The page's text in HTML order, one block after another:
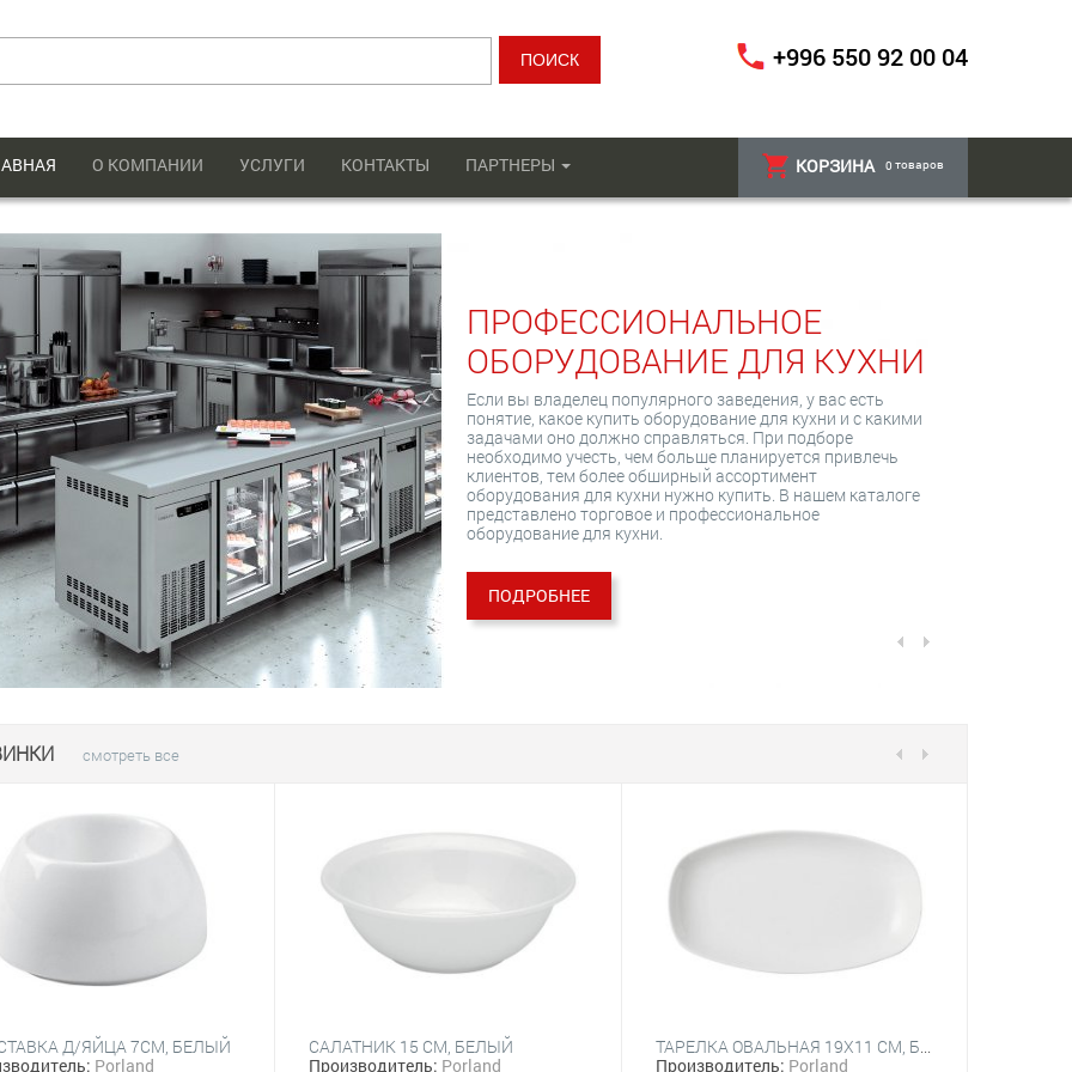
+996 550 92 00 04
О КОМПАНИИ УСЛУГИ КОНТАКТЫ ПАРТНЕРЫ КОРЗИНА 0 товаров
ПРОФЕССИОНАЛЬНОЕ
ОБОРУДОВАНИЕ ДЛЯ КУХНИ
Если вы владелец популярного заведения, у вас есть
понятие, какое купить оборудование для кухни и с какими
задачами оно должно справляться. При подборе
необходимо учесть, чем больше планируется привлечь
клиентов, тем более обширный ассортимент
оборудования для кухни нужно купить. В нашем каталоге
представлено торговое и профессиональное
оборудование для кухни.
ПОДРОБНЕЕ
смотреть все
Д/ЯЙЦА 7CM, БЕЛЫЙ
Porland
САЛАТНИК 15 CM, БЕЛЫЙ
Производитель: Porland
ТАРЕЛКА ОВАЛЬНАЯ 19Х11 CM, БЕЛЫЙ
Производитель: Porland